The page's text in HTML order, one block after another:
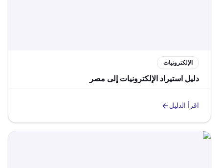
الإلكترونيات
دليل استيراد الإلكترونيات إلى مصر
اقرأ الدليل